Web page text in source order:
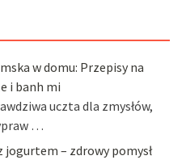
w domu: Przepisy na
i banh mi
uczta dla zmysłów,
…
jogurtem – zdrowy pomysł